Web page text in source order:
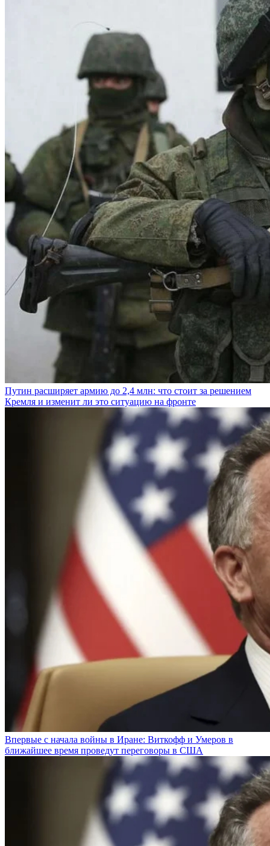
Путин расширяет армию до 2,4 млн: что стоит за решением
Кремля и изменит ли это ситуацию на фронте
Впервые с начала войны в Иране: Виткофф и Умеров в
ближайшее время проведут переговоры в США